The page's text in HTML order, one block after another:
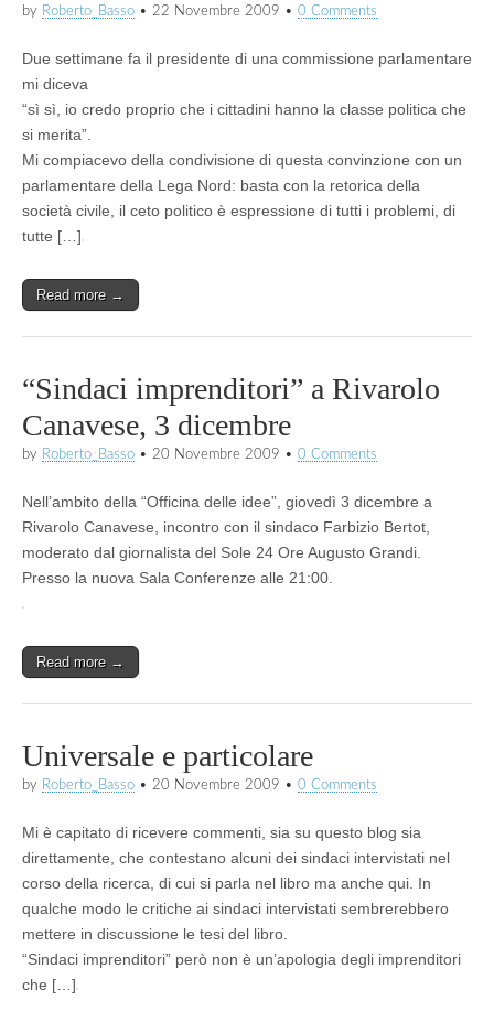
by Roberto_Basso • 22 Novembre 2009 • 0 Comments
Due settimane fa il presidente di una commissione parlamentare
mi diceva
“sì sì, io credo proprio che i cittadini hanno la classe politica che
si merita”.
Mi compiacevo della condivisione di questa convinzione con un
parlamentare della Lega Nord: basta con la retorica della
società civile, il ceto politico è espressione di tutti i problemi, di
tutte […]
Read more →
“Sindaci imprenditori” a Rivarolo
Canavese, 3 dicembre
by Roberto_Basso • 20 Novembre 2009 • 0 Comments
Nell’ambito della “Officina delle idee”, giovedì 3 dicembre a
Rivarolo Canavese, incontro con il sindaco Farbizio Bertot,
moderato dal giornalista del Sole 24 Ore Augusto Grandi.
Presso la nuova Sala Conferenze alle 21:00.
Read more →
Universale e particolare
by Roberto_Basso • 20 Novembre 2009 • 0 Comments
Mi è capitato di ricevere commenti, sia su questo blog sia
direttamente, che contestano alcuni dei sindaci intervistati nel
corso della ricerca, di cui si parla nel libro ma anche qui. In
qualche modo le critiche ai sindaci intervistati sembrerebbero
mettere in discussione le tesi del libro.
“Sindaci imprenditori” però non è un’apologia degli imprenditori
che […]